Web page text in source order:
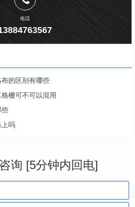
电话
的区别有哪些
栅可不可以混用
些
上吗
询 [5分钟内回电]